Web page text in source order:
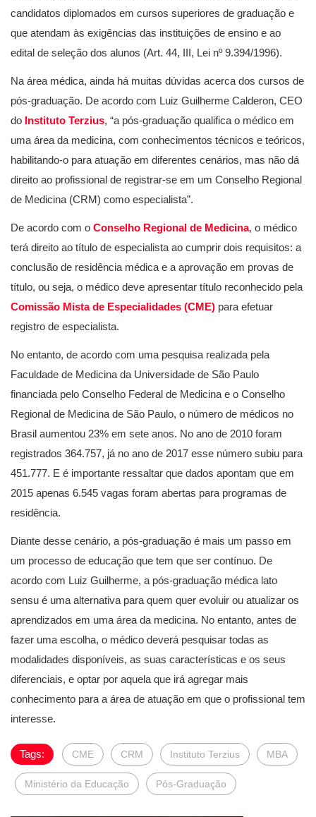
candidatos diplomados em cursos superiores de graduação e
que atendam às exigências das instituições de ensino e ao
edital de seleção dos alunos (Art. 44, III, Lei nº 9.394/1996).
Na área médica, ainda há muitas dúvidas acerca dos cursos de
pós-graduação. De acordo com Luiz Guilherme Calderon, CEO
do Instituto Terzius, “a pós-graduação qualifica o médico em
uma área da medicina, com conhecimentos técnicos e teóricos,
habilitando-o para atuação em diferentes cenários, mas não dá
direito ao profissional de registrar-se em um Conselho Regional
de Medicina (CRM) como especialista”.
De acordo com o Conselho Regional de Medicina, o médico
terá direito ao título de especialista ao cumprir dois requisitos: a
conclusão de residência médica e a aprovação em provas de
título, ou seja, o médico deve apresentar título reconhecido pela
Comissão Mista de Especialidades (CME) para efetuar
registro de especialista.
No entanto, de acordo com uma pesquisa realizada pela
Faculdade de Medicina da Universidade de São Paulo
financiada pelo Conselho Federal de Medicina e o Conselho
Regional de Medicina de São Paulo, o número de médicos no
Brasil aumentou 23% em sete anos. No ano de 2010 foram
registrados 364.757, já no ano de 2017 esse número subiu para
451.777. E é importante ressaltar que dados apontam que em
2015 apenas 6.545 vagas foram abertas para programas de
residência.
Diante desse cenário, a pós-graduação é mais um passo em
um processo de educação que tem que ser contínuo. De
acordo com Luiz Guilherme, a pós-graduação médica lato
sensu é uma alternativa para quem quer evoluir ou atualizar os
aprendizados em uma área da medicina. No entanto, antes de
fazer uma escolha, o médico deverá pesquisar todas as
modalidades disponíveis, as suas características e os seus
diferenciais, e optar por aquela que irá agregar mais
conhecimento para a área de atuação em que o profissional tem
interesse.
Tags: CME CRM Instituto Terzius MBA
Ministério da Educação Pós-Graduação